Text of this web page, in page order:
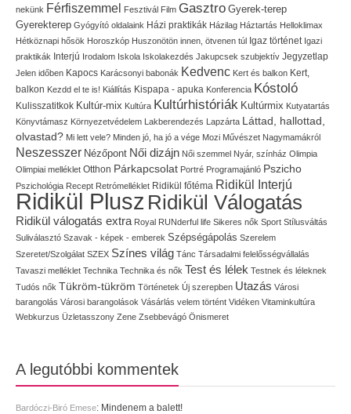
nekünk Férfiszemmel Fesztivál Film Gasztro Gyerek-terep
Gyerekterep Gyógyító oldalaink Házi praktikák Házilag Háztartás Helloklimax
Hétköznapi hősök Horoszkóp Huszonötön innen, ötvenen túl Igaz történet Igazi
praktikák Interjú Irodalom Iskola Iskolakezdés Jakupcsek szubjektív Jegyzetlap
Jelen időben Kapocs Karácsonyi babonák Kedvenc Kert és balkon Kert,
balkon Kezdd el te is! Kiállítás Kispapa - apuka Konferencia Kóstoló
Kulisszatitkok Kultúr-mix Kultúra Kultúrhistóriák Kultúrmix Kutyatartás
Könyvtámasz Környezetvédelem Lakberendezés Lapzárta Láttad, hallottad,
olvastad? Mi lett vele? Minden jó, ha jó a vége Mozi Művészet Nagymamákról
Neszesszer Nézőpont Női dizájn Női szemmel Nyár, színház Olimpia
Olimpiai melléklet Otthon Párkapcsolat Portré Programajánló Pszicho
Pszichológia Recept Retrómelléklet Ridikül főtéma Ridikül Interjú
Ridikül Plusz Ridikül Válogatás
Ridikül válogatás extra Royal RUNderful life Sikeres nők Sport Stílusváltás
Suliválasztó Szavak - képek - emberek Szépségápolás Szerelem
Szeretet/Szolgálat SZEX Színes világ Tánc Társadalmi felelősségvállalás
Tavaszi melléklet Technika Technika és nők Test és lélek Testnek és léleknek
Tudós nők Tükröm-tükröm Történetek Új szerepben Utazás Városi
barangolás Városi barangolások Vásárlás velem történt Vidéken Vitaminkultúra
Webkurzus Üzletasszony Zene Zsebbevágó Önismeret
A legutóbbi kommentek
Bardóczi-Biró Emese: Mindenem a balett!